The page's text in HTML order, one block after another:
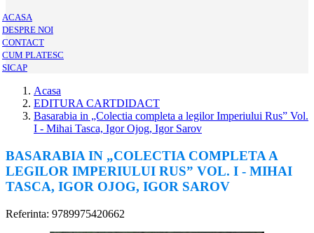
ACASA
DESPRE NOI
CONTACT
CUM PLATESC
SICAP
Acasa
EDITURA CARTDIDACT
Basarabia in „Colectia completa a legilor Imperiului Rus” Vol.
I - Mihai Tasca, Igor Ojog, Igor Sarov
BASARABIA IN „COLECTIA COMPLETA A
LEGILOR IMPERIULUI RUS” VOL. I - MIHAI
TASCA, IGOR OJOG, IGOR SAROV
Referinta: 9789975420662